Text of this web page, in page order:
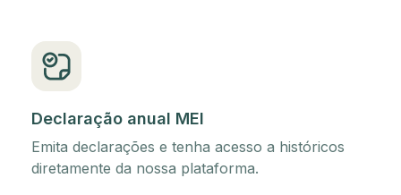
Declaração anual MEI
Emita declarações e tenha acesso a históricos
diretamente da nossa plataforma.